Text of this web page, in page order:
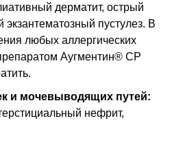
дерматит, острый
экзантематозный пустулез. В
любых аллергических
Аугментин® СР
и мочевыводящих путей:
нефрит,